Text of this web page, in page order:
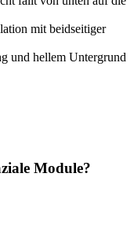
mit beidseitiger
und hellem Untergrund
Module?